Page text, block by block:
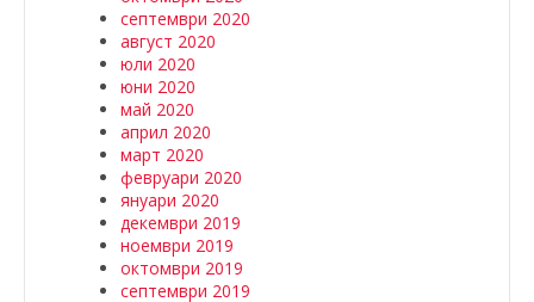
септември 2020
август 2020
юли 2020
юни 2020
май 2020
април 2020
март 2020
февруари 2020
януари 2020
декември 2019
ноември 2019
октомври 2019
септември 2019